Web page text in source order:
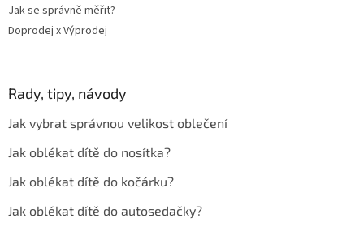
Jak se správně měřit?
Doprodej x Výprodej
Rady, tipy, návody
Jak vybrat správnou velikost oblečení
Jak oblékat dítě do nosítka?
Jak oblékat dítě do kočárku?
Jak oblékat dítě do autosedačky?